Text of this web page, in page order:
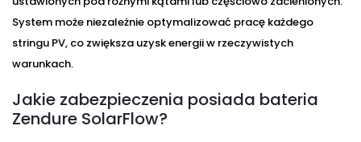
System może niezależnie optymalizować pracę każdego
stringu PV, co zwiększa uzysk energii w rzeczywistych
warunkach.
Jakie zabezpieczenia posiada bateria
Zendure SolarFlow?